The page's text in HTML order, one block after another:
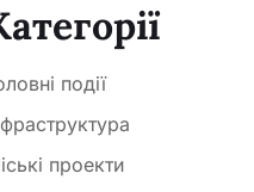
події
проекти